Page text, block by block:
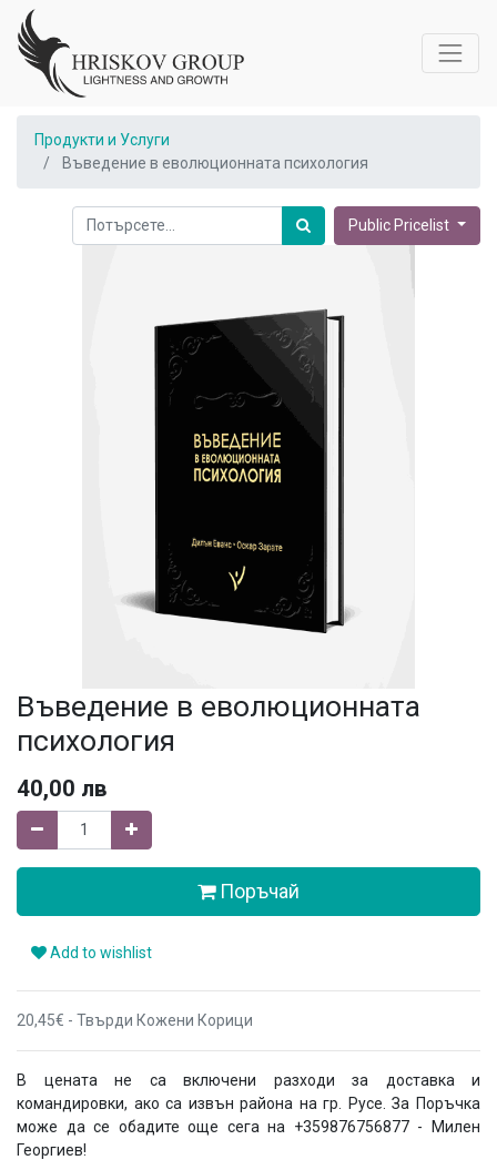
Продукти и Услуги
Въведение в еволюционната психология
Public Pricelist
Въведение в еволюционната
психология
40,00 лв
Поръчай
Add to wishlist
20,45€ - Твърди Кожени Корици
В цената не са включени разходи за доставка и
командировки, ако са извън района на гр. Русе. За Поръчка
може да се обадите още сега на +359876756877 - Милен
Георгиев!